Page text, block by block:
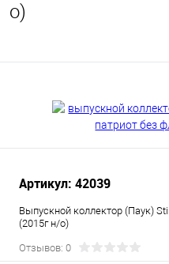
о)
Артикул: 42039
Выпускной коллектор (Паук)
(2015г н/о)
Отзывов: 0